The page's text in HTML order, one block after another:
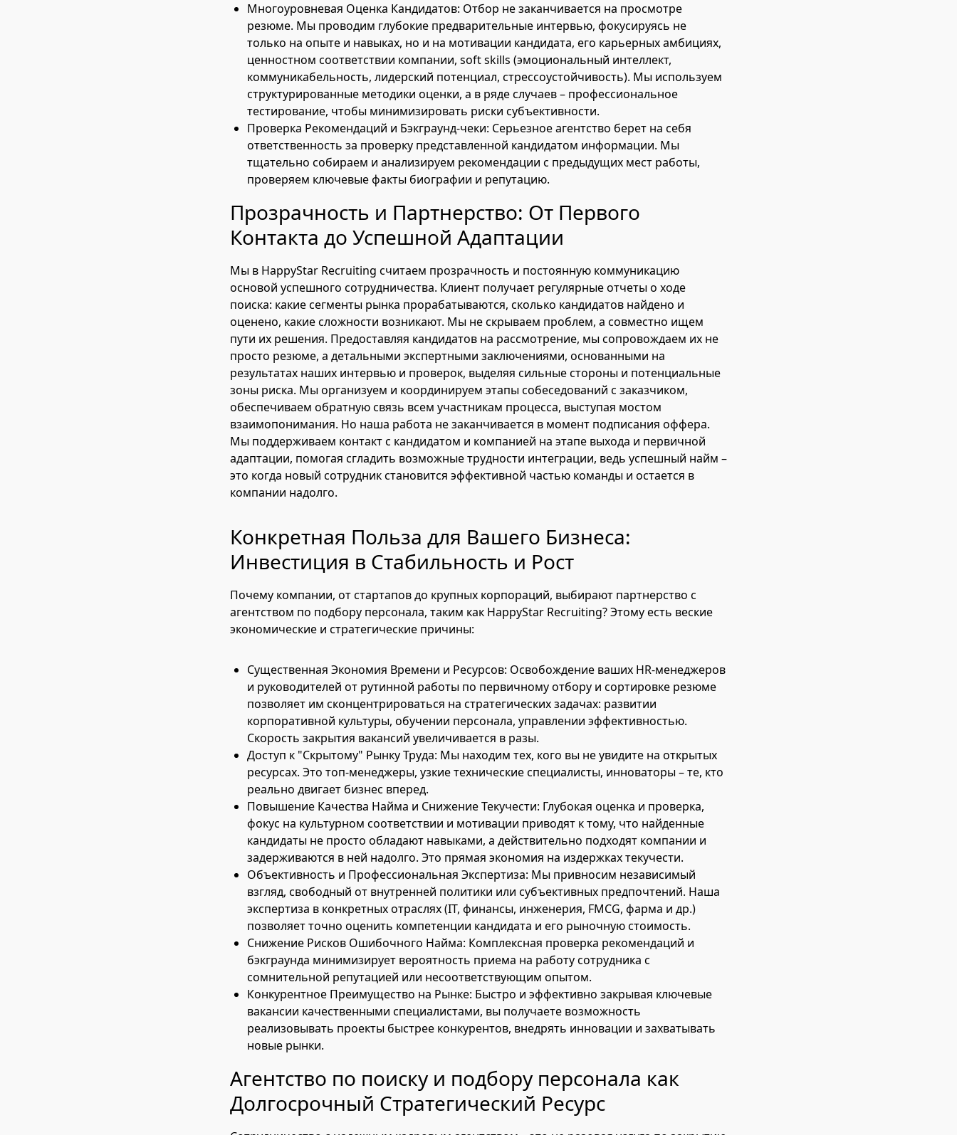
Многоуровневая Оценка Кандидатов: Отбор не заканчивается на просмотре
резюме. Мы проводим глубокие предварительные интервью, фокусируясь не
только на опыте и навыках, но и на мотивации кандидата, его карьерных амбициях,
ценностном соответствии компании, soft skills (эмоциональный интеллект,
коммуникабельность, лидерский потенциал, стрессоустойчивость). Мы используем
структурированные методики оценки, а в ряде случаев – профессиональное
тестирование, чтобы минимизировать риски субъективности.
Проверка Рекомендаций и Бэкграунд-чеки: Серьезное агентство берет на себя
ответственность за проверку представленной кандидатом информации. Мы
тщательно собираем и анализируем рекомендации с предыдущих мест работы,
проверяем ключевые факты биографии и репутацию.
Прозрачность и Партнерство: От Первого
Контакта до Успешной Адаптации
Мы в HappyStar Recruiting считаем прозрачность и постоянную коммуникацию
основой успешного сотрудничества. Клиент получает регулярные отчеты о ходе
поиска: какие сегменты рынка прорабатываются, сколько кандидатов найдено и
оценено, какие сложности возникают. Мы не скрываем проблем, а совместно ищем
пути их решения. Предоставляя кандидатов на рассмотрение, мы сопровождаем их не
просто резюме, а детальными экспертными заключениями, основанными на
результатах наших интервью и проверок, выделяя сильные стороны и потенциальные
зоны риска. Мы организуем и координируем этапы собеседований с заказчиком,
обеспечиваем обратную связь всем участникам процесса, выступая мостом
взаимопонимания. Но наша работа не заканчивается в момент подписания оффера.
Мы поддерживаем контакт с кандидатом и компанией на этапе выхода и первичной
адаптации, помогая сгладить возможные трудности интеграции, ведь успешный найм –
это когда новый сотрудник становится эффективной частью команды и остается в
компании надолго.
Конкретная Польза для Вашего Бизнеса:
Инвестиция в Стабильность и Рост
Почему компании, от стартапов до крупных корпораций, выбирают партнерство с
агентством по подбору персонала, таким как HappyStar Recruiting? Этому есть веские
экономические и стратегические причины:
Существенная Экономия Времени и Ресурсов: Освобождение ваших HR-менеджеров
и руководителей от рутинной работы по первичному отбору и сортировке резюме
позволяет им сконцентрироваться на стратегических задачах: развитии
корпоративной культуры, обучении персонала, управлении эффективностью.
Скорость закрытия вакансий увеличивается в разы.
Доступ к "Скрытому" Рынку Труда: Мы находим тех, кого вы не увидите на открытых
ресурсах. Это топ-менеджеры, узкие технические специалисты, инноваторы – те, кто
реально двигает бизнес вперед.
Повышение Качества Найма и Снижение Текучести: Глубокая оценка и проверка,
фокус на культурном соответствии и мотивации приводят к тому, что найденные
кандидаты не просто обладают навыками, а действительно подходят компании и
задерживаются в ней надолго. Это прямая экономия на издержках текучести.
Объективность и Профессиональная Экспертиза: Мы привносим независимый
взгляд, свободный от внутренней политики или субъективных предпочтений. Наша
экспертиза в конкретных отраслях (IT, финансы, инженерия, FMCG, фарма и др.)
позволяет точно оценить компетенции кандидата и его рыночную стоимость.
Снижение Рисков Ошибочного Найма: Комплексная проверка рекомендаций и
бэкграунда минимизирует вероятность приема на работу сотрудника с
сомнительной репутацией или несоответствующим опытом.
Конкурентное Преимущество на Рынке: Быстро и эффективно закрывая ключевые
вакансии качественными специалистами, вы получаете возможность
реализовывать проекты быстрее конкурентов, внедрять инновации и захватывать
новые рынки.
Агентство по поиску и подбору персонала как
Долгосрочный Стратегический Ресурс